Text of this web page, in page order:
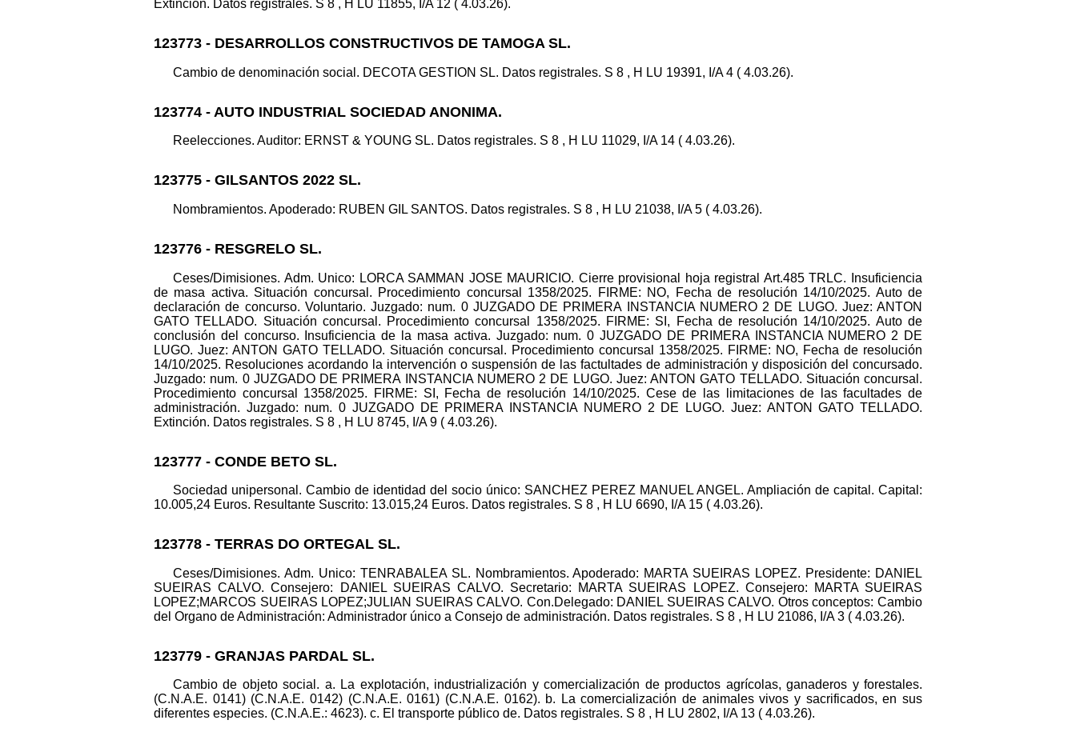
Extinción. Datos registrales. S 8 , H LU 11855, I/A 12 ( 4.03.26).
123773 - DESARROLLOS CONSTRUCTIVOS DE TAMOGA SL.
Cambio de denominación social. DECOTA GESTION SL. Datos registrales. S 8 , H LU 19391, I/A 4 ( 4.03.26).
123774 - AUTO INDUSTRIAL SOCIEDAD ANONIMA.
Reelecciones. Auditor: ERNST & YOUNG SL. Datos registrales. S 8 , H LU 11029, I/A 14 ( 4.03.26).
123775 - GILSANTOS 2022 SL.
Nombramientos. Apoderado: RUBEN GIL SANTOS. Datos registrales. S 8 , H LU 21038, I/A 5 ( 4.03.26).
123776 - RESGRELO SL.
Ceses/Dimisiones. Adm. Unico: LORCA SAMMAN JOSE MAURICIO. Cierre provisional hoja registral Art.485 TRLC. Insuficiencia
de masa activa. Situación concursal. Procedimiento concursal 1358/2025. FIRME: NO, Fecha de resolución 14/10/2025. Auto de
declaración de concurso. Voluntario. Juzgado: num. 0 JUZGADO DE PRIMERA INSTANCIA NUMERO 2 DE LUGO. Juez: ANTON
GATO TELLADO. Situación concursal. Procedimiento concursal 1358/2025. FIRME: SI, Fecha de resolución 14/10/2025. Auto de
conclusión del concurso. Insuficiencia de la masa activa. Juzgado: num. 0 JUZGADO DE PRIMERA INSTANCIA NUMERO 2 DE
LUGO. Juez: ANTON GATO TELLADO. Situación concursal. Procedimiento concursal 1358/2025. FIRME: NO, Fecha de resolución
14/10/2025. Resoluciones acordando la intervención o suspensión de las factultades de administración y disposición del concursado.
Juzgado: num. 0 JUZGADO DE PRIMERA INSTANCIA NUMERO 2 DE LUGO. Juez: ANTON GATO TELLADO. Situación concursal.
Procedimiento concursal 1358/2025. FIRME: SI, Fecha de resolución 14/10/2025. Cese de las limitaciones de las facultades de
administración. Juzgado: num. 0 JUZGADO DE PRIMERA INSTANCIA NUMERO 2 DE LUGO. Juez: ANTON GATO TELLADO.
Extinción. Datos registrales. S 8 , H LU 8745, I/A 9 ( 4.03.26).
123777 - CONDE BETO SL.
Sociedad unipersonal. Cambio de identidad del socio único: SANCHEZ PEREZ MANUEL ANGEL. Ampliación de capital. Capital:
10.005,24 Euros. Resultante Suscrito: 13.015,24 Euros. Datos registrales. S 8 , H LU 6690, I/A 15 ( 4.03.26).
123778 - TERRAS DO ORTEGAL SL.
Ceses/Dimisiones. Adm. Unico: TENRABALEA SL. Nombramientos. Apoderado: MARTA SUEIRAS LOPEZ. Presidente: DANIEL
SUEIRAS CALVO. Consejero: DANIEL SUEIRAS CALVO. Secretario: MARTA SUEIRAS LOPEZ. Consejero: MARTA SUEIRAS
LOPEZ;MARCOS SUEIRAS LOPEZ;JULIAN SUEIRAS CALVO. Con.Delegado: DANIEL SUEIRAS CALVO. Otros conceptos: Cambio
del Organo de Administración: Administrador único a Consejo de administración. Datos registrales. S 8 , H LU 21086, I/A 3 ( 4.03.26).
123779 - GRANJAS PARDAL SL.
Cambio de objeto social. a. La explotación, industrialización y comercialización de productos agrícolas, ganaderos y forestales.
(C.N.A.E. 0141) (C.N.A.E. 0142) (C.N.A.E. 0161) (C.N.A.E. 0162). b. La comercialización de animales vivos y sacrificados, en sus
diferentes especies. (C.N.A.E.: 4623). c. El transporte público de. Datos registrales. S 8 , H LU 2802, I/A 13 ( 4.03.26).